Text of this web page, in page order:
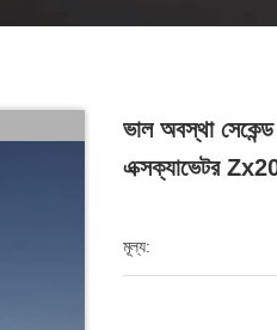
ভাল অবস্থা সেকেন্ড
এক্সক্যাভেটর
মূল্য: